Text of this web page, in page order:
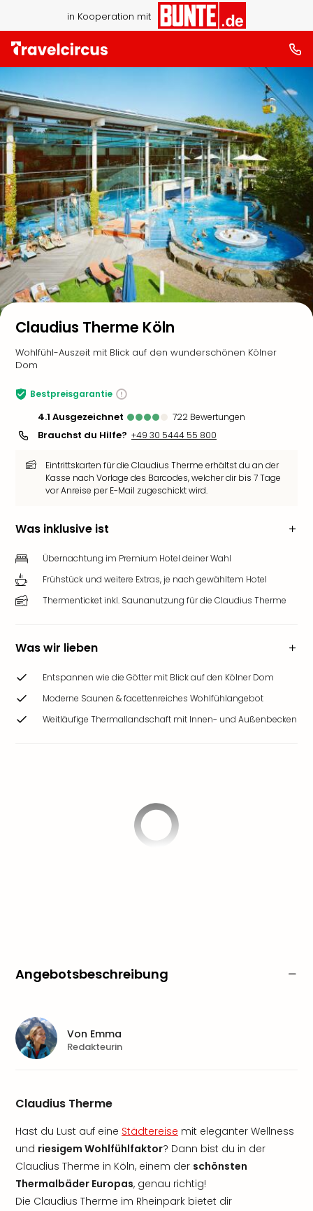
in Kooperation mit
Claudius Therme Köln
Wohlfühl-Auszeit mit Blick auf den wunderschönen Kölner
Dom
Bestpreisgarantie
4.1 ausgezeichnet 722 Bewertungen
Brauchst du Hilfe? +49 30 5444 55 800
Eintrittskarten für die Claudius Therme erhältst du an der
Kasse nach Vorlage des Barcodes, welcher dir bis 7 Tage
vor Anreise per E-Mail zugeschickt wird.
Was inklusive ist
Übernachtung im Premium Hotel deiner Wahl
Frühstück und weitere Extras, je nach gewähltem Hotel
Thermenticket inkl. Saunanutzung für die Claudius Therme
Was wir lieben
Entspannen wie die Götter mit Blick auf den Kölner Dom
Moderne Saunen & facettenreiches Wohlfühlangebot
Weitläufige Thermallandschaft mit Innen- und Außenbecken
Angebotsbeschreibung
Claudius Therme
Hast du Lust auf eine Städtereise mit eleganter Wellness
und riesigem Wohlfühlfaktor? Dann bist du in der
Claudius Therme in Köln, einem der schönsten
Thermalbäder Europas, genau richtig!
Die Claudius Therme im Rheinpark bietet dir
Von Emma
Redakteurin